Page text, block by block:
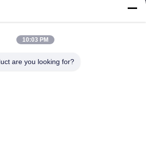
10:03 PM
are you looking for?